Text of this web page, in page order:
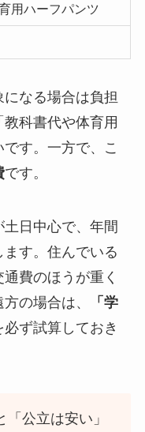
用ハーフパンツ
になる場合は負担
科書代や体育用
す。一方で、こ
です。
日中心で、年間
す。住んでいる
費のほうが重く
の場合は、
「学
必ず試算しておき
公立は安い」